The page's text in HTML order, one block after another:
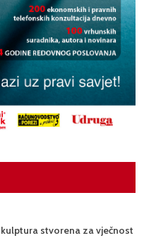
stvorena za vječnost